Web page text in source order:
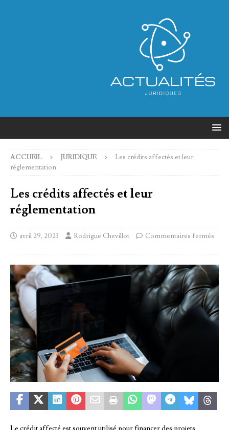
ACCUEIL JURIDIQUE
Les crédits affectés et leur
réglementation
Les crédits affectés et leur
réglementation
avril 29, 2023 Rodrigue Chevillot Commentaires fermés